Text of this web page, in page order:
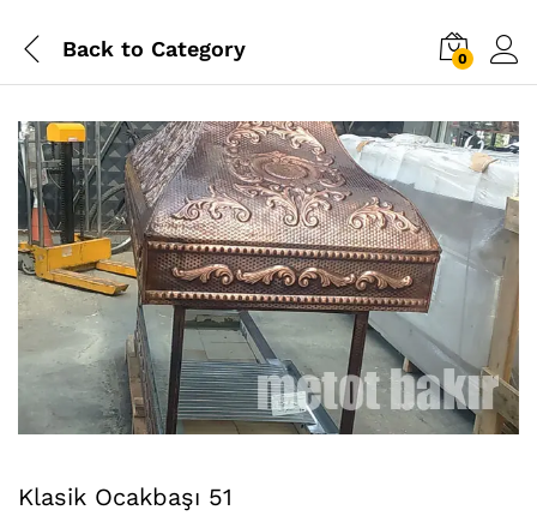
Back to Category 0
Klasik Ocakbaşı 51